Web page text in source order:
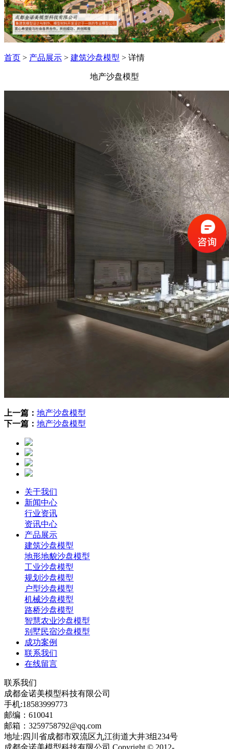
首页 > 产品展示 > 建筑沙盘模型 > 详情
地产沙盘模型
上一篇： 地产沙盘模型
下一篇： 地产沙盘模型
关于我们
新闻中心
行业资讯
资讯中心
产品展示
建筑沙盘模型
地形地貌沙盘模型
工业沙盘模型
规划沙盘模型
户型沙盘模型
机械沙盘模型
路桥沙盘模型
智慧农业沙盘模型
别墅民宿沙盘模型
成功案例
联系我们
在线留言
联系我们
成都金诺美模型科技有限公司
手机:18583999773
邮编：610041
邮箱：3259758792@qq.com
地址:四川省成都市双流区九江街道大井3组234号
成都金诺美模型科技有限公司 Copyright © 2012-